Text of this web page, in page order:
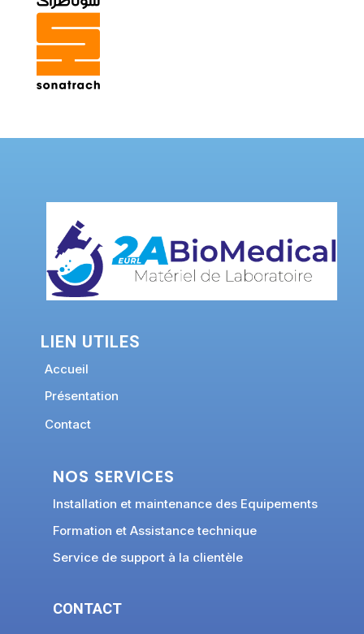
LIEN UTILES
Accueil
Présentation
Contact
NOS SERVICES
Installation et maintenance des Equipements
Formation et Assistance technique
Service de support à la clientèle
CONTACT